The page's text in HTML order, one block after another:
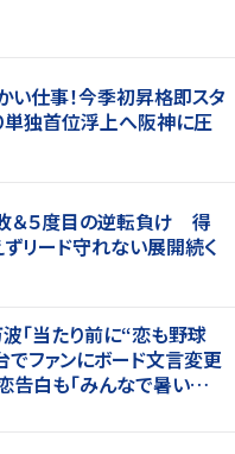
い仕事！今季初昇格即スタ
独首位浮上へ阪神に圧
敗＆５度目の逆転負け 得
リード守れない展開続く
「当たり前に“恋も野球
ファンにボード文言変更
白も「みんなで暑い夏